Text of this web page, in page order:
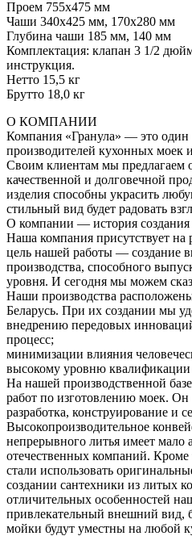
Проем 755х475 мм
Чаши 340х425 мм, 170х280 мм
Глубина чаши 185 мм, 140 мм
Комплектация: клапан 3 1/2
инструкция.
Нетто 15,5 кг
Брутто 18,0 кг
О КОМПАНИИ
Компания «Гранула» — это один
производителей кухонных моек
Своим клиентам мы предлагаем
качественной и долговечной
изделия способны украсить
стильный вид будет радовать
О компании — история создания
Наша компания присутствует на
цель нашей работы — создание
производства, способного
уровня. И сегодня мы можем
Наши производства
Беларусь. При их создании мы
внедрению передовых
процесс;
минимизации влияния
высокому уровню квалификации
На нашей производственной
работ по изготовлению моек. Он
разработка, конструирование и
Высокопроизводительное
непрерывного литья имеет мало
отечественных компаний.
стали использовать
создании сантехники из литых
отличительных особенностей
привлекательный внешний вид,
мойки будут уместны на любой